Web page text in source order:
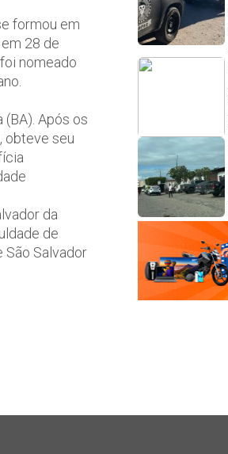
formou em
28 de
nomeado
Após os
obteve seu
da
de
São Salvador